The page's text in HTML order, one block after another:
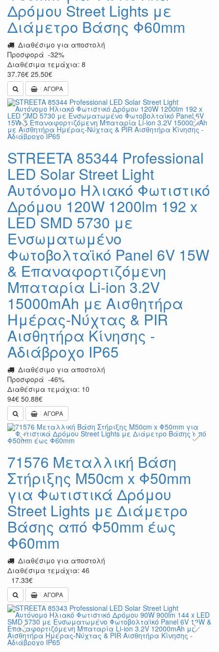
Δρόμου Street Lights με
Διάμετρο Βάσης Φ60mm
Διαθέσιμο για αποστολή
Προσφορά -32%
Διαθέσιμα τεμάχια: 8
37.76€ 25.50€
ΑΓΟΡΑ
Previous Next
STREETA 85344 Professional
LED Solar Street Light
Αυτόνομο Ηλιακό Φωτιστικό
Δρόμου 120W 1200lm 192 x
LED SMD 5730 με
Ενσωματωμένο
Φωτοβολταϊκό Panel 6V 15W
& Επαναφορτιζόμενη
Μπαταρία Li-ion 3.2V
15000mAh με Αισθητήρα
Ημέρας-Νύχτας & PIR
Αισθητήρα Κίνησης -
Αδιάβροχο IP65
Διαθέσιμο για αποστολή
Προσφορά -46%
Διαθέσιμα τεμάχια: 10
94€ 50.88€
ΑΓΟΡΑ
Previous Next
71576 Μεταλλική Βάση
Στήριξης M50cm x Φ50mm
για Φωτιστικά Δρόμου
Street Lights με Διάμετρο
Βάσης από Φ50mm έως
Φ60mm
Διαθέσιμο για αποστολή
Διαθέσιμα τεμάχια: 46
17.33€
ΑΓΟΡΑ
Previous Next